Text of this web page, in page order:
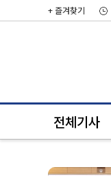
+ 즐겨찾기
전체기사